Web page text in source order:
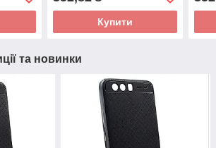
Купити
та новинки